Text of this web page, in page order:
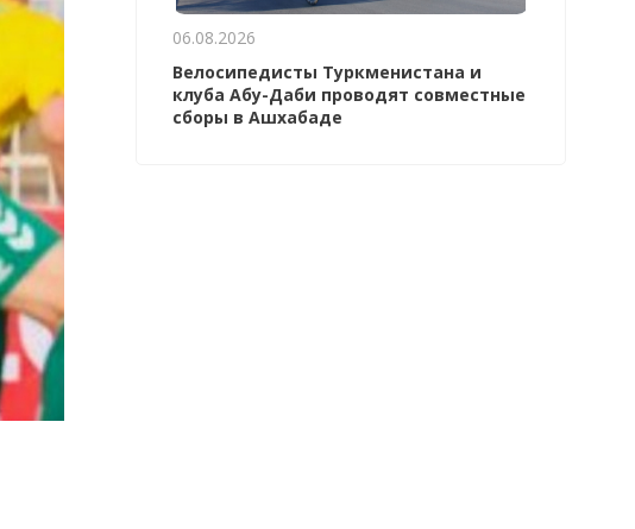
06.08.2026
Велосипедисты Туркменистана и
клуба Абу-Даби проводят совместные
сборы в Ашхабаде